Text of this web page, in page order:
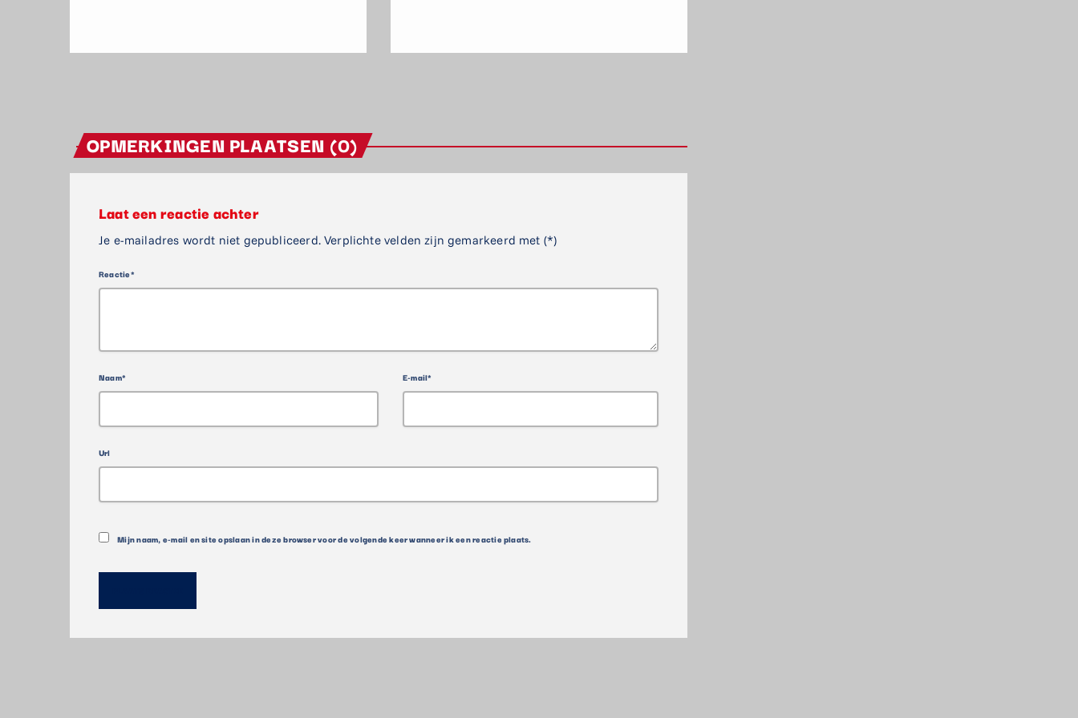
OPMERKINGEN PLAATSEN (0)
Laat een reactie achter
Je e-mailadres wordt niet gepubliceerd. Verplichte velden zijn gemarkeerd met (*)
Reactie*
Naam* E-mail*
Url
Mijn naam, e-mail en site opslaan in deze browser voor de volgende keer wanneer ik een reactie plaats.